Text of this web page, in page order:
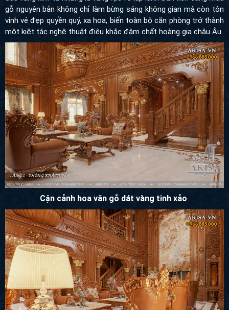
một kiệt tác nghệ thuật điêu khắc đậm chất hoàng gia châu Âu.
Cận cảnh hoa văn gỗ dát vàng tinh xảo